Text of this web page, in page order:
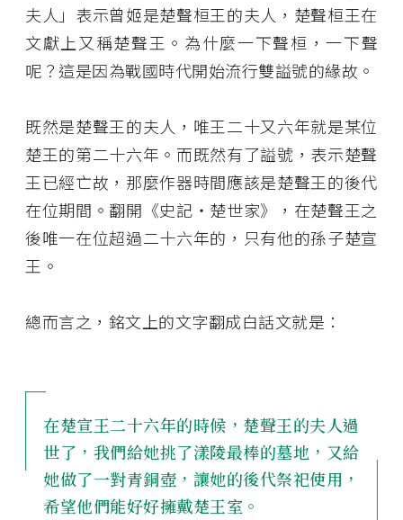
夫人」表示曾姬是楚聲桓王的夫人，楚聲桓王在
文獻上又稱楚聲王。為什麼一下聲桓，一下聲
呢？這是因為戰國時代開始流行雙謚號的緣故。
既然是楚聲王的夫人，唯王二十又六年就是某位
楚王的第二十六年。而既然有了謚號，表示楚聲
王已經亡故，那麼作器時間應該是楚聲王的後代
在位期間。翻開《史記‧楚世家》，在楚聲王之
後唯一在位超過二十六年的，只有他的孫子楚宣
王。
總而言之，銘文上的文字翻成白話文就是：
在楚宣王二十六年的時候，楚聲王的夫人過
世了，我們給她挑了漾陵最棒的墓地，又給
她做了一對青銅壺，讓她的後代祭祀使用，
希望他們能好好擁戴楚王室。